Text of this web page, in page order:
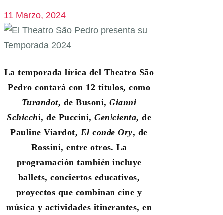
11 Marzo, 2024
La temporada lírica del Theatro São
Pedro contará con 12 títulos, como
Turandot, de Busoni,Gianni
Schicchi, de Puccini,Cenicienta, de
Pauline Viardot, El conde Ory, de
Rossini, entre otros. La
programación también incluye
ballets, conciertos educativos,
proyectos que combinan cine y
música y actividades itinerantes, en